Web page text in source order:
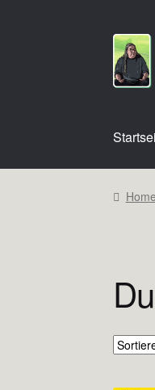
Zur
springen
Zum
Inhalt
springen
Home